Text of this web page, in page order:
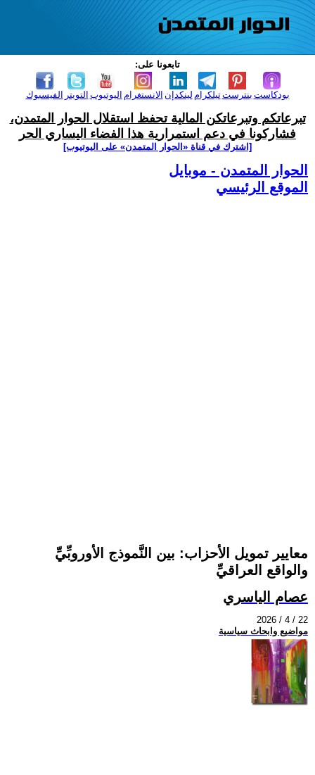
تابعونا على:
الفيسبوك التويتر اليوتيوب الانستغرام لينكدإن تيلكرامبنترست بودكاست
تبرعاتكم وتبرعاتكن المالية تحفظ استقلال الحوار المتمدن،
فشاركونا في دعم استمرارية هذا الفضاء اليساري الحر
[اشترك في قناة ‫«الحوار المتمدن» على اليوتيوب]
الحوار المتمدن - موبايل
الموقع الرئيسي
معايير تمويل الأحزاب: بين النَّموذج الأوروبِّيِّ
والواقع العراقيِّ
عصام الياسري
2026 / 4 / 22
مواضيع وابحاث سياسية